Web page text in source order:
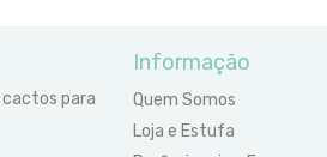
cactos para
Informação
Quem Somos
Loja e Estufa